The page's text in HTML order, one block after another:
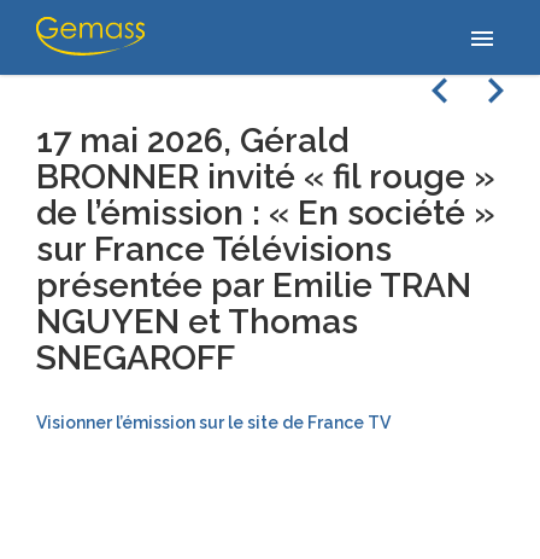
menu
Accueil/Vidéos
de l’émission : « En société » sur France…
navigate_beforenavigate_next
17 mai 2026, Gérald
BRONNER invité « fil rouge »
de l’émission : « En société »
sur France Télévisions
présentée par Emilie TRAN
NGUYEN et Thomas
SNEGAROFF
Visionner l’émission sur le site de France TV